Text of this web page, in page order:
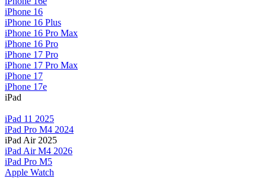
iPhone 16
iPhone 16 Plus
iPhone 16 Pro Max
iPhone 16 Pro
iPhone 17 Pro
iPhone 17 Pro Max
iPhone 17
iPhone 17e
iPad
iPad 11 2025
iPad Pro M4 2024
iPad Air 2025
iPad Air M4 2026
iPad Pro M5
Apple Watch